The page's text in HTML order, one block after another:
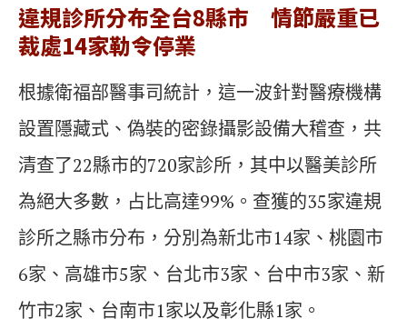
違規診所分布全台8縣市 情節嚴重已
裁處14家勒令停業
根據衛福部醫事司統計，這一波針對醫療機構
設置隱藏式、偽裝的密錄攝影設備大稽查，共
清查了22縣市的720家診所，其中以醫美診所
為絕大多數，占比高達99%。查獲的35家違規
診所之縣市分布，分別為新北市14家、桃園市
6家、高雄市5家、台北市3家、台中市3家、新
竹市2家、台南市1家以及彰化縣1家。